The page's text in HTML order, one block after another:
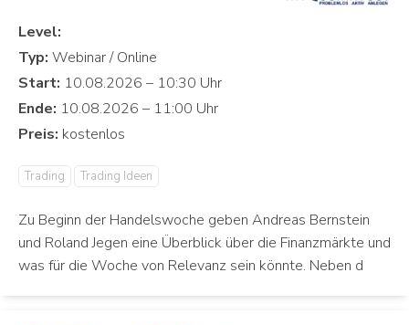
Level:
Typ:
Start:
Ende:
Preis:
Trading Trading Ideen
Zu Beginn der Handelswoche geben Andreas Bernstein
und Roland Jegen eine Überblick über die Finanzmärkte und
was für die Woche von Relevanz sein könnte. Neben d